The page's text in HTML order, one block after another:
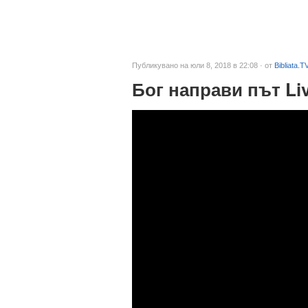
Публикувано на юли 8, 2018 в 22:08 · от
Бог направи път